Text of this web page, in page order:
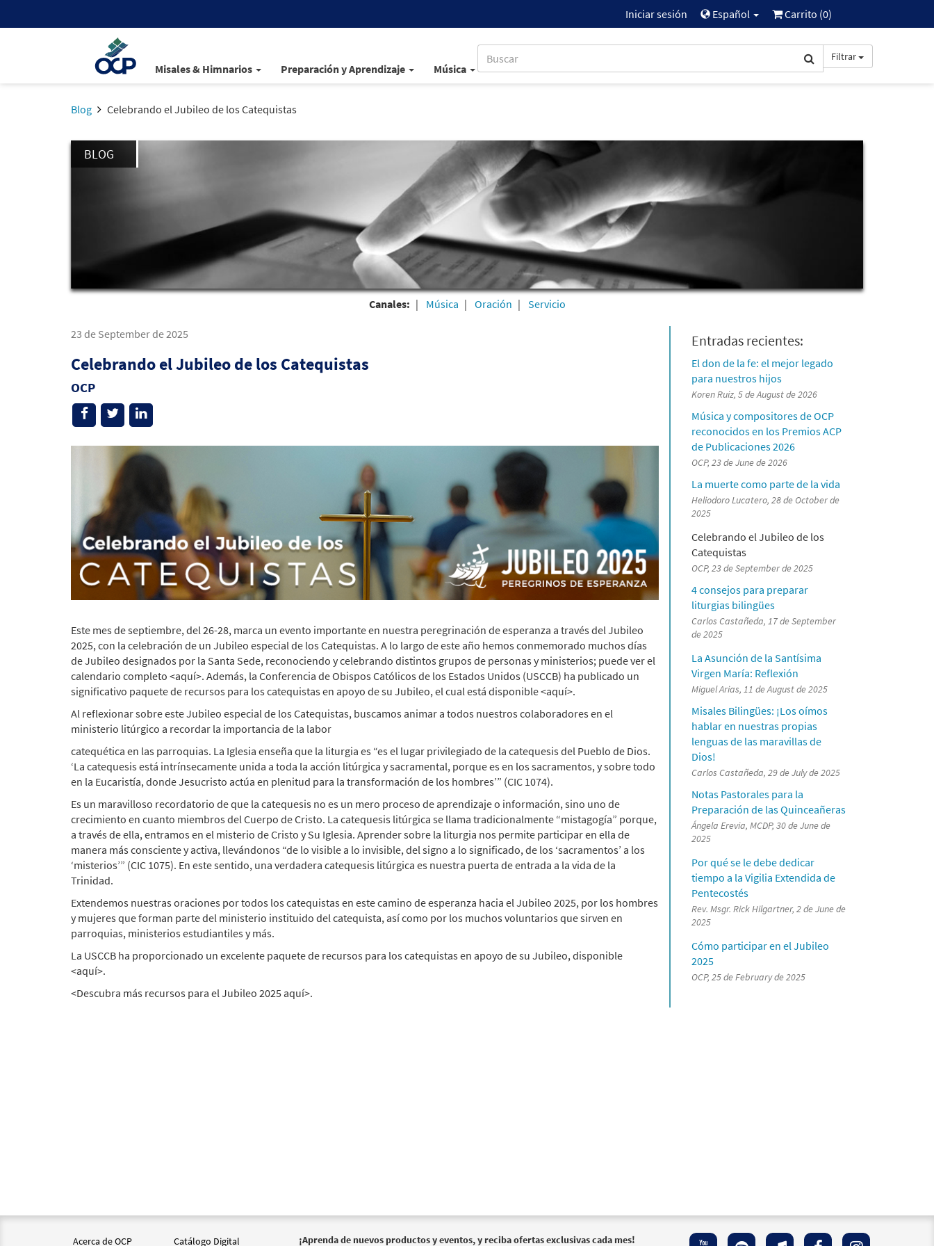
Iniciar sesión Español Carrito (0)
Misales & Himnarios Preparación y Aprendizaje Música
Filtrar
Blog Celebrando el Jubileo de los Catequistas
BLOG
Canales: Música Oración Servicio
Entradas recientes:
El don de la fe: el mejor legado
para nuestros hijos
Koren Ruiz, 5 de August de 2026
Música y compositores de OCP
reconocidos en los Premios ACP
de Publicaciones 2026
OCP, 23 de June de 2026
La muerte como parte de la vida
Heliodoro Lucatero, 28 de October de
2025
Celebrando el Jubileo de los
Catequistas
OCP, 23 de September de 2025
4 consejos para preparar
liturgias bilingües
Carlos Castañeda, 17 de September
de 2025
La Asunción de la Santísima
Virgen María: Reflexión
Miguel Arias, 11 de August de 2025
Misales Bilingües: ¡Los oímos
hablar en nuestras propias
lenguas de las maravillas de
Dios!
Carlos Castañeda, 29 de July de 2025
Notas Pastorales para la
Preparación de las Quinceañeras
Ángela Erevia, MCDP, 30 de June de
2025
Por qué se le debe dedicar
tiempo a la Vigilia Extendida de
Pentecostés
Rev. Msgr. Rick Hilgartner, 2 de June de
2025
Cómo participar en el Jubileo
2025
OCP, 25 de February de 2025
23 de September de 2025
Celebrando el Jubileo de los Catequistas
OCP
Este mes de septiembre, del 26-28, marca un evento importante en nuestra peregrinación de esperanza a través del Jubileo
2025, con la celebración de un Jubileo especial de los Catequistas. A lo largo de este año hemos conmemorado muchos días
de Jubileo designados por la Santa Sede, reconociendo y celebrando distintos grupos de personas y ministerios; puede ver el
calendario completo <aquí>. Además, la Conferencia de Obispos Católicos de los Estados Unidos (USCCB) ha publicado un
significativo paquete de recursos para los catequistas en apoyo de su Jubileo, el cual está disponible <aquí>.
Al reflexionar sobre este Jubileo especial de los Catequistas, buscamos animar a todos nuestros colaboradores en el
ministerio litúrgico a recordar la importancia de la labor
catequética en las parroquias. La Iglesia enseña que la liturgia es “es el lugar privilegiado de la catequesis del Pueblo de Dios.
‘La catequesis está intrínsecamente unida a toda la acción litúrgica y sacramental, porque es en los sacramentos, y sobre todo
en la Eucaristía, donde Jesucristo actúa en plenitud para la transformación de los hombres’” (CIC 1074).
Es un maravilloso recordatorio de que la catequesis no es un mero proceso de aprendizaje o información, sino uno de
crecimiento en cuanto miembros del Cuerpo de Cristo. La catequesis litúrgica se llama tradicionalmente “mistagogía” porque,
a través de ella, entramos en el misterio de Cristo y Su Iglesia. Aprender sobre la liturgia nos permite participar en ella de
manera más consciente y activa, llevándonos “de lo visible a lo invisible, del signo a lo significado, de los ‘sacramentos’ a los
‘misterios’” (CIC 1075). En este sentido, una verdadera catequesis litúrgica es nuestra puerta de entrada a la vida de la
Trinidad.
Extendemos nuestras oraciones por todos los catequistas en este camino de esperanza hacia el Jubileo 2025, por los hombres
y mujeres que forman parte del ministerio instituido del catequista, así como por los muchos voluntarios que sirven en
parroquias, ministerios estudiantiles y más.
La USCCB ha proporcionado un excelente paquete de recursos para los catequistas en apoyo de su Jubileo, disponible
<aquí>.
<Descubra más recursos para el Jubileo 2025 aquí>.
Acerca de OCP Catálogo Digital ¡Aprenda de nuevos productos y eventos, y reciba ofertas exclusivas cada mes!